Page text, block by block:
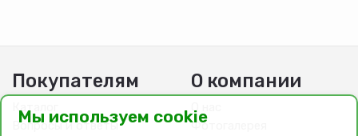
Покупателям
Каталог
Вопросы и ответы
О компании
О нас
Фотогалерея
Мы используем cookie